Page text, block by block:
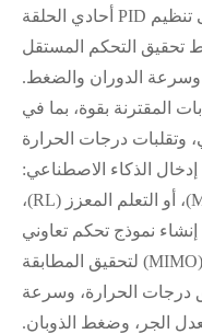
تعتمد أنظمة PLC التقليدية للطارد على تنظيم PID أحادي الحلقة
تحقيق التحكم المستقل
وسرعة الدوران والضغط.
المقترنة بقوة، بما في
وتقلبات درجات الحرارة
إدخال الذكاء الاصطناعي:
استنادًا إلى نموذج التحكم التنبئي (MPC)، أو التعلم المعزز (RL)،
إنشاء نموذج تحكم تعاوني
متعدد المدخلات والمخرجات (MIMO) لتحقيق المطابقة
درجات الحرارة، وسرعة
الجر، وضغط الذوبان.